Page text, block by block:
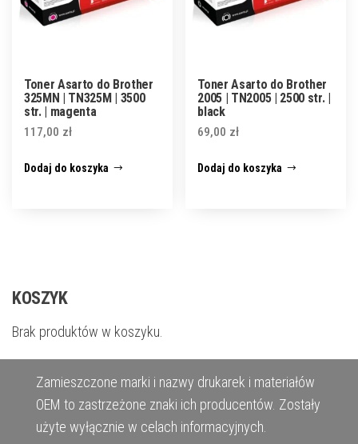
Toner Asarto do Brother
325MN | TN325M | 3500
str. | magenta
117,00 zł
Dodaj do koszyka
Toner Asarto do Brother
2005 | TN2005 | 2500 str. |
black
69,00 zł
Dodaj do koszyka
KOSZYK
Brak produktów w koszyku.
Zamieszczone marki i nazwy drukarek i materiałów
OEM to zastrzeżone znaki ich producentów. Zostały
użyte wyłącznie w celach informacyjnych.